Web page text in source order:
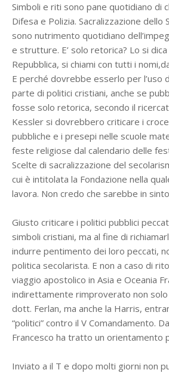
Simboli e riti sono pane quotidiano di
Difesa e Polizia. Sacralizzazione dello
sono nutrimento quotidiano
e strutture. E’ solo retorica? Lo si
Repubblica, si chiami con tutti i
E perché dovrebbe esserlo per l’uso
parte di politici cristiani, anche se
fosse solo retorica, secondo il
Kessler si dovrebbero criticare i
pubbliche e i presepi nelle scuole
feste religiose dal calendario delle
Scelte di sacralizzazione del
cui è intitolata la Fondazione nella
lavora. Non credo che sarebbe in
Giusto criticare i politici pubblici
simboli cristiani, ma al fine di
indurre pentimento dei loro peccati,
politica secolarista. E non a caso di
viaggio apostolico in Asia e Oceania
indirettamente rimproverato non solo
dott. Ferlan, ma anche la Harris,
“politici” contro il V Comandamento.
Francesco ha tratto un orientamento
Inviato a il T e dopo molti giorni non